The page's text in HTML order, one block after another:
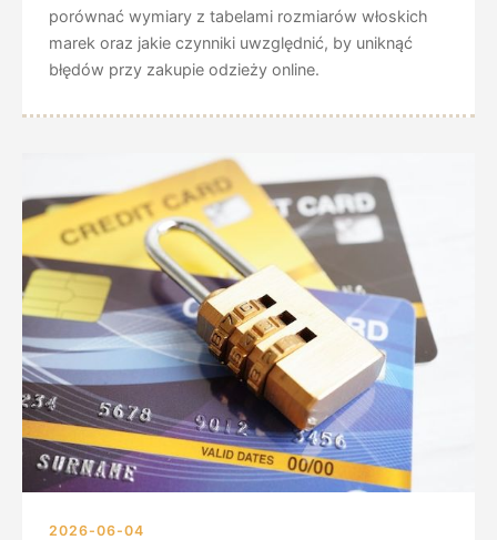
porównać wymiary z tabelami rozmiarów włoskich
marek oraz jakie czynniki uwzględnić, by uniknąć
błędów przy zakupie odzieży online.
2026-06-04